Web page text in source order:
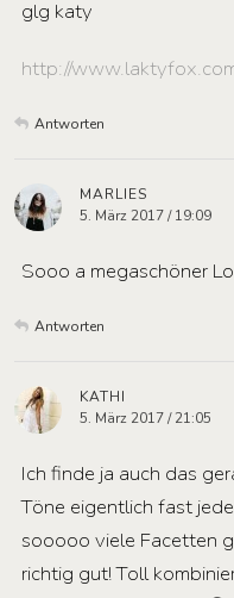
glg katy
http://
Antworten
MARLIES
5. März 2017 / 19:09
Sooo a megaschöner
Antworten
KATHI
5. März 2017 / 21:05
Ich finde ja auch das
Töne eigentlich fast
sooooo viele Facetten
richtig gut! Toll